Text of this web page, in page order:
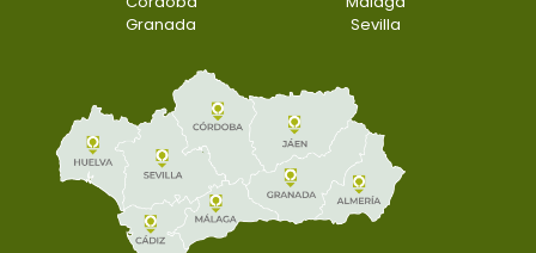
Granada
Sevilla